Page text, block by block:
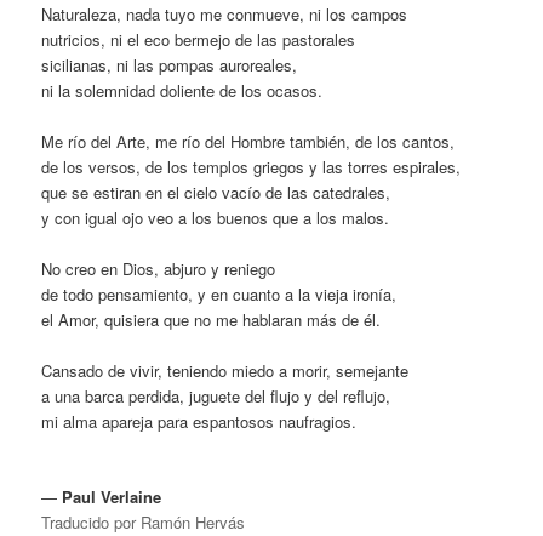
Naturaleza, nada tuyo me conmueve, ni los campos
nutricios, ni el eco bermejo de las pastorales
sicilianas, ni las pompas auroreales,
ni la solemnidad doliente de los ocasos.
Me río del Arte, me río del Hombre también, de los cantos,
de los versos, de los templos griegos y las torres espirales,
que se estiran en el cielo vacío de las catedrales,
y con igual ojo veo a los buenos que a los malos.
No creo en Dios, abjuro y reniego
de todo pensamiento, y en cuanto a la vieja ironía,
el Amor, quisiera que no me hablaran más de él.
Cansado de vivir, teniendo miedo a morir, semejante
a una barca perdida, juguete del flujo y del reflujo,
mi alma apareja para espantosos naufragios.
— Paul Verlaine
Traducido por Ramón Hervás